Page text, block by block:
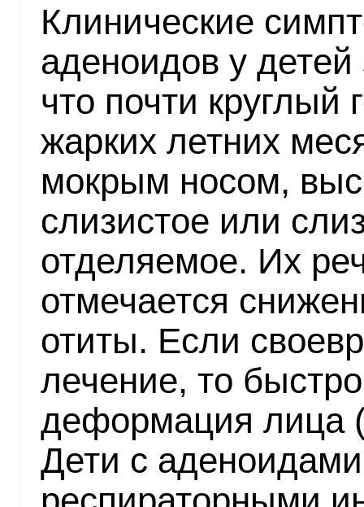
Клинические
аденоидов у
что почти круглый
жарких летних
мокрым носом,
слизистое или
отделяемое. Их
отмечается
отиты. Если
лечение, то
деформация лица
Дети с